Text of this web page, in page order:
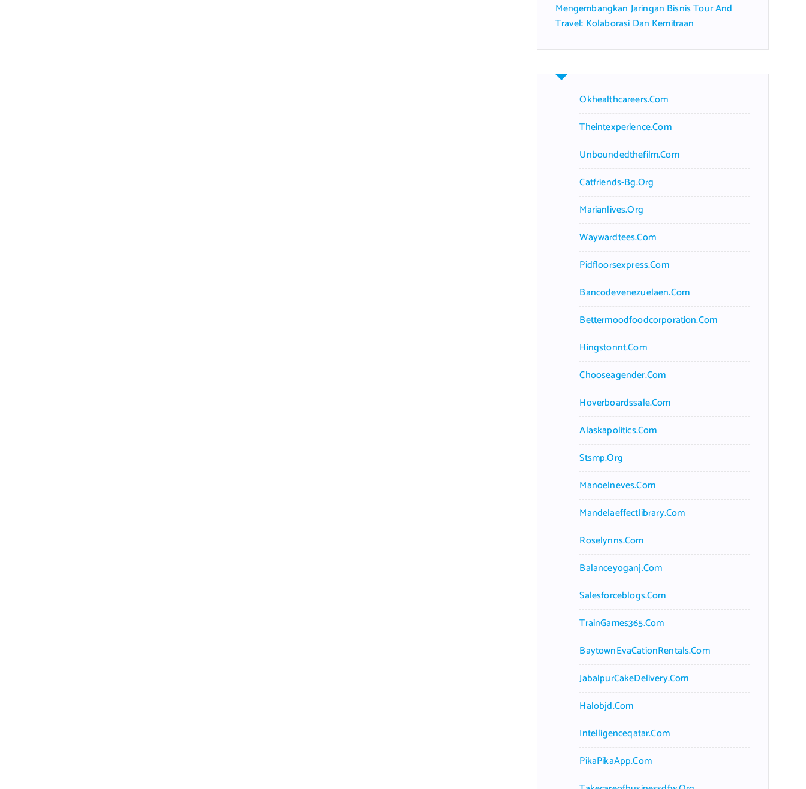
Mengembangkan Jaringan Bisnis Tour And
Travel: Kolaborasi Dan Kemitraan
Okhealthcareers.com
Theintexperience.com
Unboundedthefilm.com
Catfriends-Bg.org
Marianlives.org
Waywardtees.com
Pidfloorsexpress.com
Bancodevenezuelaen.com
Bettermoodfoodcorporation.com
Hingstonnt.com
Chooseagender.com
Hoverboardssale.com
Alaskapolitics.com
Stsmp.org
Manoelneves.com
Mandelaeffectlibrary.com
Roselynns.com
Balanceyoganj.com
Salesforceblogs.com
TrainGames365.com
BaytownEvaCationRentals.com
JabalpurCakeDelivery.com
Halobjd.com
Intelligenceqatar.com
PikaPikaApp.com